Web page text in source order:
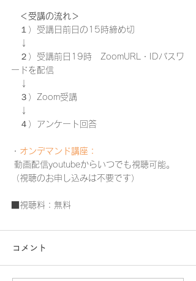
＜受講の流れ＞
１）受講日前日の15時締め切
２）受講前日19時　ZoomURL・IDパスワ
ードを配信
３）Zoom受講
​　４）アンケート回答
・ オンデマンド講座：
（視聴のお申し込みは不要です）
■視聴料：無料
コメント